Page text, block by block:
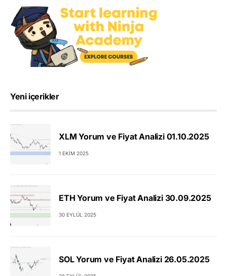
Yeni içerikler
XLM Yorum ve Fiyat Analizi 01.10.2025
1 EKIM 2025
ETH Yorum ve Fiyat Analizi 30.09.2025
30 EYLÜL 2025
SOL Yorum ve Fiyat Analizi 26.05.2025